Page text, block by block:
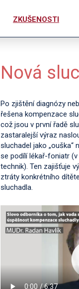
ZKUŠENOSTI
Nová
Po zjištění diagnózy
řešena kompenzace
což jsou v první řadě
zastaralejší výraz
sluchadel jako „ouška“
se podílí lékař-foniatr
technik). Ten zajišťuje
ztráty konkrétního
sluchadla.